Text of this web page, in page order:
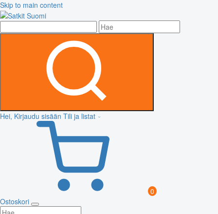
Skip to main content
Hei, Kirjaudu sisään Tili ja listat
0
Ostoskori